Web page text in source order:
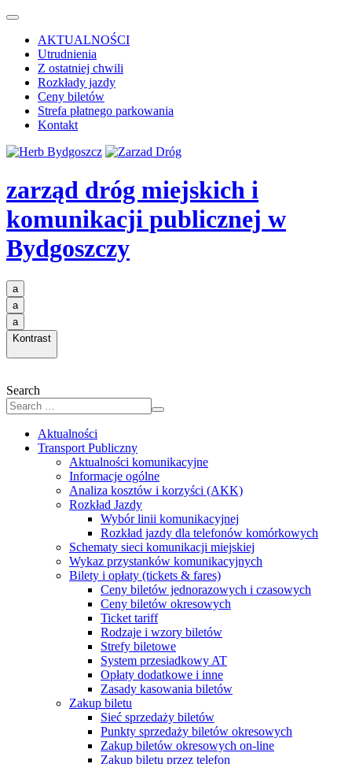
AKTUALNOŚCI
Utrudnienia
Z ostatniej chwili
Rozkłady jazdy
Ceny biletów
Strefa płatnego parkowania
Kontakt
zarząd dróg miejskich i
komunikacji publicznej w
Bydgoszczy
a
a
a
Kontrast
Search
Aktualności
Transport Publiczny
Aktualności komunikacyjne
Informacje ogólne
Analiza kosztów i korzyści (AKK)
Rozkład Jazdy
Wybór linii komunikacyjnej
Rozkład jazdy dla telefonów komórkowych
Schematy sieci komunikacji miejskiej
Wykaz przystanków komunikacyjnych
Bilety i opłaty (tickets & fares)
Ceny biletów jednorazowych i czasowych
Ceny biletów okresowych
Ticket tariff
Rodzaje i wzory biletów
Strefy biletowe
System przesiadkowy AT
Opłaty dodatkowe i inne
Zasady kasowania biletów
Zakup biletu
Sieć sprzedaży biletów
Punkty sprzedaży biletów okresowych
Zakup biletów okresowych on-line
Zakup biletu przez telefon